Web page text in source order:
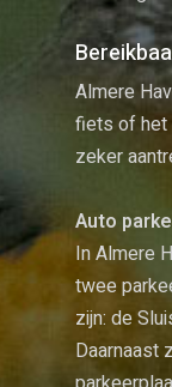
Almere
fiets of het
zeker
Auto
In Almere
twee
zijn: de
Daarnaast